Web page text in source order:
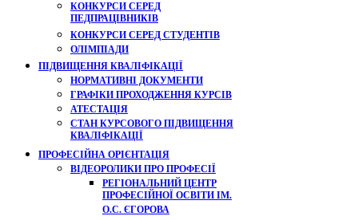
КОНКУРСИ СЕРЕД
ПЕДПРАЦІВНИКІВ
КОНКУРСИ СЕРЕД СТУДЕНТІВ
ОЛІМПІАДИ
ПІДВИЩЕННЯ КВАЛІФІКАЦІЇ
НОРМАТИВНІ ДОКУМЕНТИ
ГРАФІКИ ПРОХОДЖЕННЯ КУРСІВ
АТЕСТАЦІЯ
СТАН КУРСОВОГО ПІДВИЩЕННЯ
КВАЛІФІКАЦІЇ
ПРОФЕСІЙНА ОРІЄНТАЦІЯ
ВІДЕОРОЛИКИ ПРО ПРОФЕСІЇ
РЕГІОНАЛЬНИЙ ЦЕНТР
ПРОФЕСІЙНОЇ ОСВІТИ ІМ.
О.С. ЄГОРОВА